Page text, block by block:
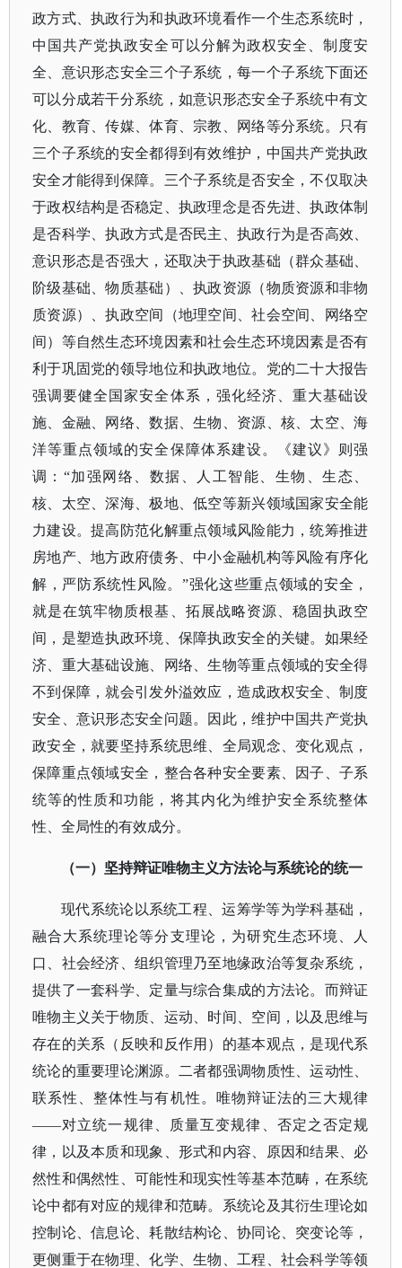
政方式、执政行为和执政环境看作一个生态系统时，
中国共产党执政安全可以分解为政权安全、制度安
全、意识形态安全三个子系统，每一个子系统下面还
可以分成若干分系统，如意识形态安全子系统中有文
化、教育、传媒、体育、宗教、网络等分系统。只有
三个子系统的安全都得到有效维护，中国共产党执政
安全才能得到保障。三个子系统是否安全，不仅取决
于政权结构是否稳定、执政理念是否先进、执政体制
是否科学、执政方式是否民主、执政行为是否高效、
意识形态是否强大，还取决于执政基础（群众基础、
阶级基础、物质基础）、执政资源（物质资源和非物
质资源）、执政空间（地理空间、社会空间、网络空
间）等自然生态环境因素和社会生态环境因素是否有
利于巩固党的领导地位和执政地位。党的二十大报告
强调要健全国家安全体系，强化经济、重大基础设
施、金融、网络、数据、生物、资源、核、太空、海
洋等重点领域的安全保障体系建设。《建议》则强
调： “加强网络、数据、人工智能、生物、生态、
核、太空、深海、极地、低空等新兴领域国家安全能
力建设。提高防范化解重点领域风险能力，统筹推进
房地产、地方政府债务、中小金融机构等风险有序化
解，严防系统性风险。”强化这些重点领域的安全，
就是在筑牢物质根基、拓展战略资源、稳固执政空
间，是塑造执政环境、保障执政安全的关键。如果经
济、重大基础设施、网络、生物等重点领域的安全得
不到保障，就会引发外溢效应，造成政权安全、制度
安全、意识形态安全问题。因此，维护中国共产党执
政安全，就要坚持系统思维、全局观念、变化观点，
保障重点领域安全，整合各种安全要素、因子、子系
统等的性质和功能，将其内化为维护安全系统整体
性、全局性的有效成分。
（一）坚持辩证唯物主义方法论与系统论的统一
现代系统论以系统工程、运筹学等为学科基础，
融合大系统理论等分支理论，为研究生态环境、人
口、社会经济、组织管理乃至地缘政治等复杂系统，
提供了一套科学、定量与综合集成的方法论。而辩证
唯物主义关于物质、运动、时间、空间，以及思维与
存在的关系（反映和反作用）的基本观点，是现代系
统论的重要理论渊源。二者都强调物质性、运动性、
联系性、整体性与有机性。唯物辩证法的三大规律
——对立统一规律、质量互变规律、否定之否定规
律，以及本质和现象、形式和内容、原因和结果、必
然性和偶然性、可能性和现实性等基本范畴，在系统
论中都有对应的规律和范畴。系统论及其衍生理论如
控制论、信息论、耗散结构论、协同论、突变论等，
更侧重于在物理、化学、生物、工程、社会科学等领